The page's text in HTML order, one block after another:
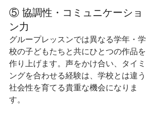
⑤ 協調性・コミュニケーショ
ン力
グループレッスンでは異なる学年・学
校の子どもたちと共にひとつの作品を
作り上げます。声をかけ合い、タイミ
ングを合わせる経験は、学校とは違う
社会性を育てる貴重な機会になりま
す。